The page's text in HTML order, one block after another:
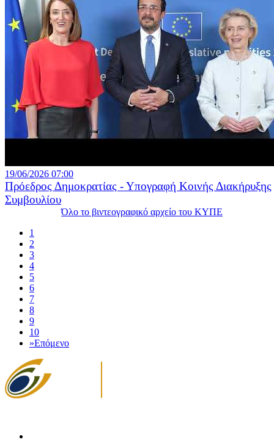
19/06/2026 07:00
Πρόεδρος Δημοκρατίας - Υπογραφή Κοινής Διακήρυξης
Συμβουλίου
Όλο το βιντεογραφικό αρχείο του ΚΥΠΕ
1
2
3
4
5
6
7
8
9
10
»Επόμενο